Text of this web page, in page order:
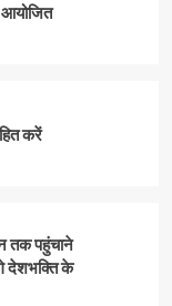
आयोजित
करें
तक पहुंचाने
देशभक्ति के